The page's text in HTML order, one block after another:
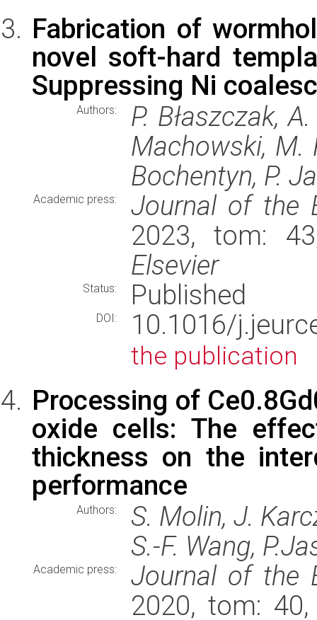
Fabrication of
novel soft-hard
Suppressing Ni
Authors:
P. Błaszczak,
Machowski, M.
Bochentyn, P.
Academic press:
Journal of the
2023, tom:
Elsevier
Status: Published
DOI: 10.1016/
the publication
Processing of
oxide cells: The
thickness on the
performance
Authors:
S. Molin, J.
S.-F. Wang,
Academic press:
Journal of the
2020, tom: